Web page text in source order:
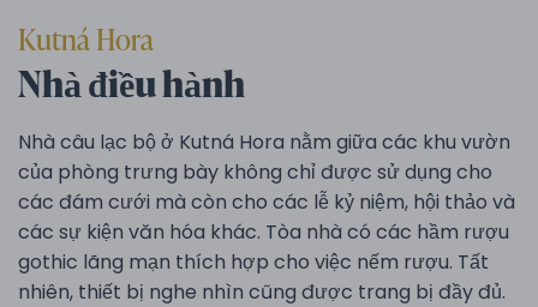
Kutná Hora
Nhà điều hành
Nhà câu lạc bộ ở Kutná Hora nằm giữa các khu vườn
của phòng trưng bày không chỉ được sử dụng cho
các đám cưới mà còn cho các lễ kỷ niệm, hội thảo và
các sự kiện văn hóa khác. Tòa nhà có các hầm rượu
gothic lãng mạn thích hợp cho việc nếm rượu. Tất
nhiên, thiết bị nghe nhìn cũng được trang bị đầy đủ.